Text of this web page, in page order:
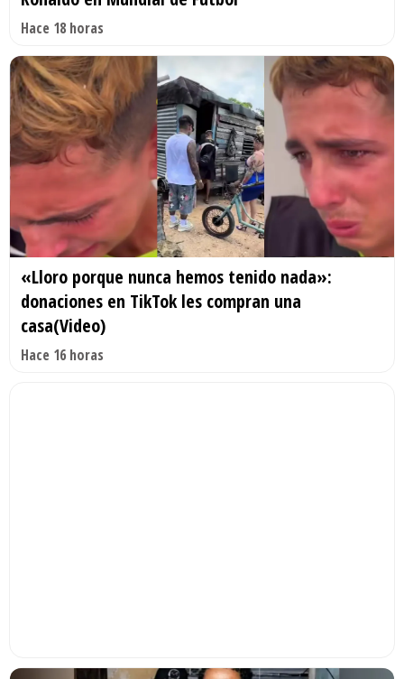
Hace 18 horas
«Lloro porque nunca hemos tenido nada»:
donaciones en TikTok les compran una
casa(Video)
Hace 16 horas